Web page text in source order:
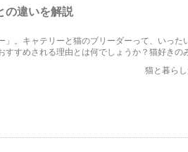
の違いを解説
。キャテリーと猫のブリーダーって、いった
すめされる理由とは何でしょうか？猫好きの
猫と暮ら